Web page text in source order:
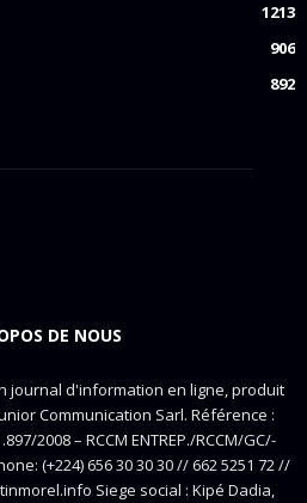
1213
906
892
DE NOUS
journal d'information en ligne, produit
Communication Sarl. Référence :
2008 – RCCM ENTREP./RCCM/GC/-
(+224) 656 30 30 30 // 662 5251 72 //
Siege social : Kipé Dadia,